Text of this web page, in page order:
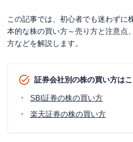
この記事では、初心者でも迷わずに
本的な株の買い方～売り方と注意点
方などを解説します。
証券会社別の株の買い方は
SBI証券の株の買い方
楽天証券の株の買い方